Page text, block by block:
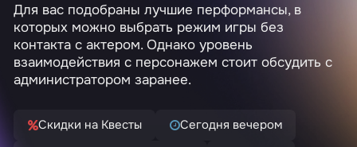
Для вас подобраны лучшие перформансы, в
которых можно выбрать режим игры без
контакта с актером. Однако уровень
взаимодействия с персонажем стоит обсудить с
администратором заранее.
Скидки на Квесты
Сегодня вечером